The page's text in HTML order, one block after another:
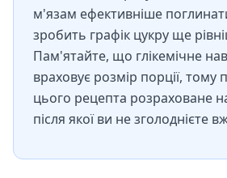
м'язам ефективніше
зробить графік цукру ще
Пам'ятайте, що глікемічне
враховує розмір порції, тому
цього рецепта розраховане
після якої ви не зголоднієте